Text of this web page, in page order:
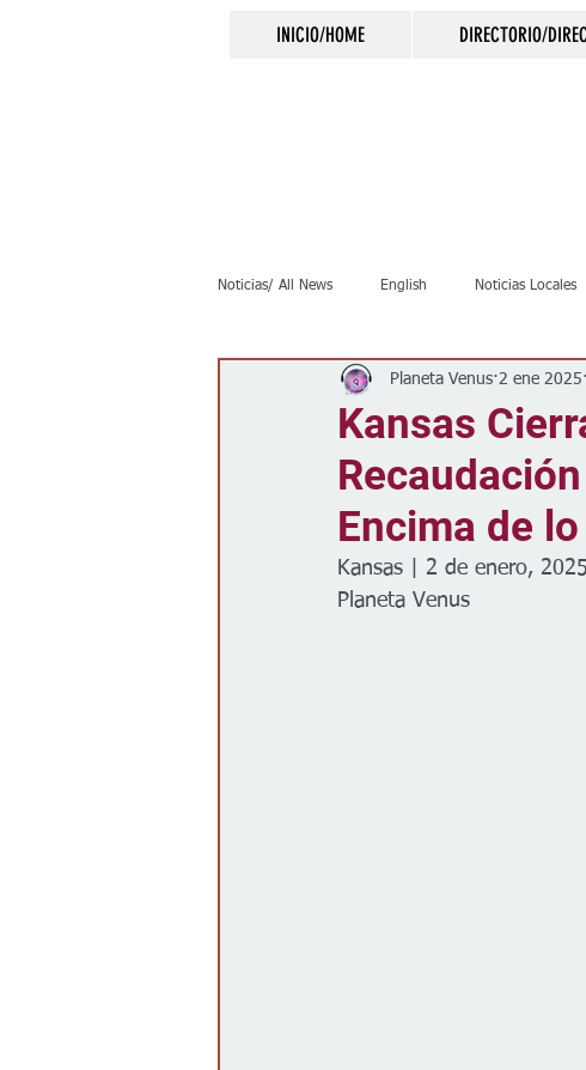
INICIO/HOME DIRECTORIO/
Noticias/ All News English Noticias Locales
Inmigración Crimen Negocios
Clima Vivienda
Espectáculos
Kansas
Encima de
Planeta Venus 2 ene 2025
Kansas | 2 de enero, 2025
Planeta Venus